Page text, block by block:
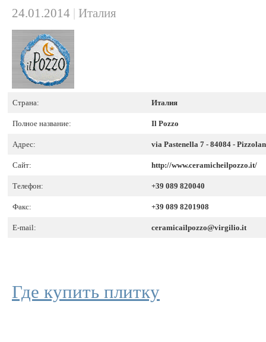
24.01.2014 | Италия
Страна: Италия
Полное название: Il Pozzo
Адрес: via Pastenella 7 - 84084 -
Сайт: http://www.ceramicheilpozzo.it/
Телефон: +39 089 820040
Факс: +39 089 8201908
E-mail: ceramicailpozzo@virgilio.it
Где купить плитку